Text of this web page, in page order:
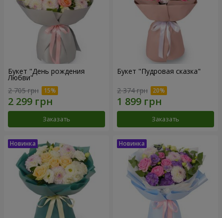
Букет "День рождения
Любви"
2 705 грн
Заказать
Букет "Пудровая сказка"
2 374 грн
Заказать